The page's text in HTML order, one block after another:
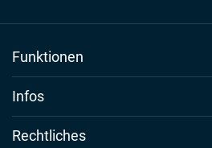
Funktionen
Anrufprotokolle überwachen
Infos
Über Msafely
Rechtliches